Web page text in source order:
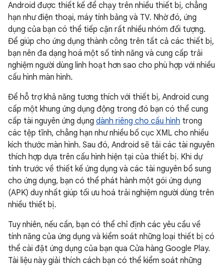
Android được thiết kế để chạy trên nhiều thiết bị, chẳng
hạn như điện thoại, máy tính bảng và TV. Nhờ đó, ứng
dụng của bạn có thể tiếp cận rất nhiều nhóm đối tượng.
Để giúp cho ứng dụng thành công trên tất cả các thiết bị,
bạn nên đa dạng hoá một số tính năng và cung cấp trải
nghiệm người dùng linh hoạt hơn sao cho phù hợp với nhiều
cấu hình màn hình.
Để hỗ trợ khả năng tương thích với thiết bị, Android cung
cấp một khung ứng dụng động trong đó bạn có thể cung
cấp tài nguyên ứng dụng dành riêng cho cấu hình trong
các tệp tĩnh, chẳng hạn như nhiều bố cục XML cho nhiều
kích thước màn hình. Sau đó, Android sẽ tải các tài nguyên
thích hợp dựa trên cấu hình hiện tại của thiết bị. Khi dự
tính trước về thiết kế ứng dụng và các tài nguyên bổ sung
cho ứng dụng, bạn có thể phát hành một gói ứng dụng
(APK) duy nhất giúp tối ưu hoá trải nghiệm người dùng trên
nhiều thiết bị.
Tuy nhiên, nếu cần, bạn có thể chỉ định các yêu cầu về
tính năng của ứng dụng và kiểm soát những loại thiết bị có
thể cài đặt ứng dụng của bạn qua Cửa hàng Google Play.
Tài liệu này giải thích cách bạn có thể kiểm soát những